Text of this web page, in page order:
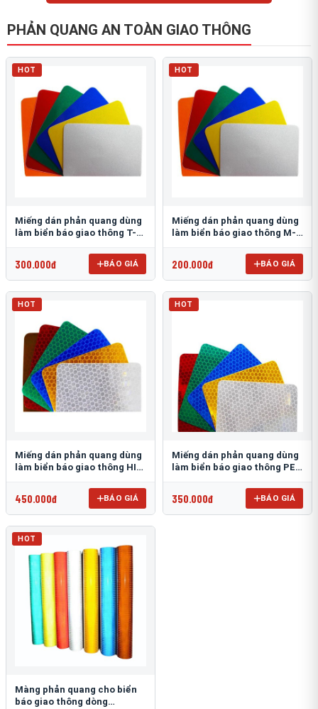
PHẢN QUANG AN TOÀN GIAO THÔNG
HOT
Miếng dán phản quang dùng
làm biển báo giao thông T-
300.000đ BÁO GIÁ
HOT
Miếng dán phản quang dùng
làm biển báo giao thông M-
200.000đ BÁO GIÁ
HOT
Miếng dán phản quang dùng
làm biển báo giao thông HIP
450.000đ BÁO GIÁ
HOT
Miếng dán phản quang dùng
làm biển báo giao thông PEG
350.000đ BÁO GIÁ
HOT
Màng phản quang cho biển
báo giao thông dòng